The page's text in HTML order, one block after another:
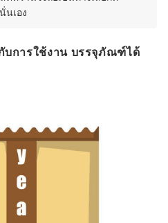
นเอง
บการใช้งาน บรรจุภัณฑ์ได้